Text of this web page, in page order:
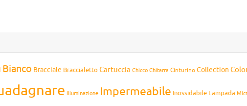
Bianco Bracciale Braccialetto Cartuccia Chicco Chitarra Cinturino Collection
Illuminazione Impermeabile Inossidabile Lampada